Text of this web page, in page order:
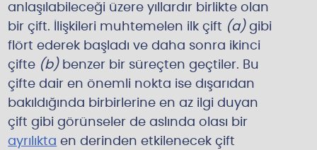
anlaşılabileceği üzere yıllardır birlikte olan
bir çift. İlişkileri muhtemelen ilk çift (a)gibi
flört ederek başladı ve daha sonra ikinci
çifte (b)benzer bir süreçten geçtiler. Bu
çifte dair en önemli nokta ise dışarıdan
bakıldığında birbirlerine en az ilgi duyan
çift gibi görünseler de aslında olası bir
ayrılıkta en derinden etkilenecek çift